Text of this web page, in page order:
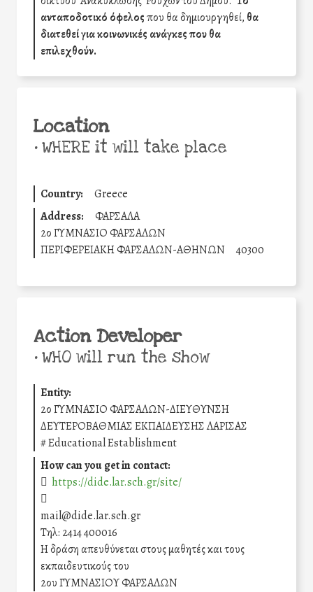
ανταποδοτικό όφελοςπου θα δημιουργηθεί, θα
διατεθεί για κοινωνικές ανάγκες που θα
επιλεχθούν.
Location
•WHERE it will take place
Country:
Greece
Address:
ΦΑΡΣΑΛΑ
2ο ΓΥΜΝΑΣΙΟ ΦΑΡΣΑΛΩΝ
ΠΕΡΙΦΕΡΕΙΑΚΗ ΦΑΡΣΑΛΩΝ-ΑΘΗΝΩΝ
40300
Action Developer
•WHO will run the show
Entity:
2ο ΓΥΜΝΑΣΙΟ ΦΑΡΣΑΛΩΝ-ΔΙΕΥΘΥΝΣΗ
ΔΕΥΤΕΡΟΒΑΘΜΙΑΣ ΕΚΠΑΙΔΕΥΣΗΣ ΛΑΡΙΣΑΣ
#Educational Establishment
How can you get in contact:
https://dide.lar.sch.gr/site/
mail@dide.lar.sch.gr
Τηλ: 2414 400016
Η δράση απευθύνεται στους μαθητές και τους
εκπαιδευτικούς του
2ου ΓΥΜΝΑΣΙΟΥ ΦΑΡΣΑΛΩΝ